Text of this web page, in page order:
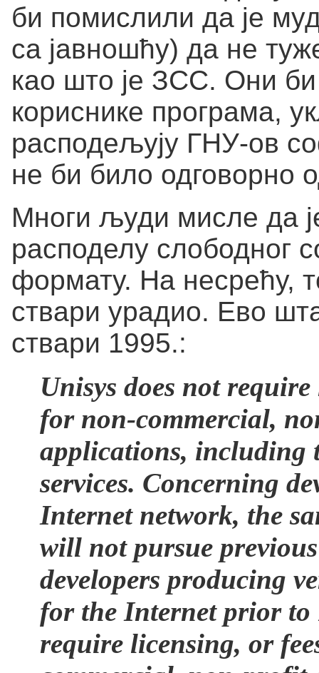
би помислили да је
са јавношћу) да не
као што је ЗСС. Они
кориснике програма,
расподељују ГНУ-ов
не би било одговорно
Многи људи мисле да
расподелу слободног
формату. На несрећу,
ствари урадио. Ево
ствари 1995.:
Unisys does not
for non-commercial,
applications, including
services. Concerning
Internet network, the
will not pursue
developers producing
for the Internet prior to
require licensing, or